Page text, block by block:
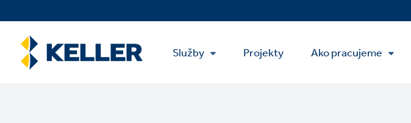
to
content Main
Menu
Služby Projekty Ako pracujeme